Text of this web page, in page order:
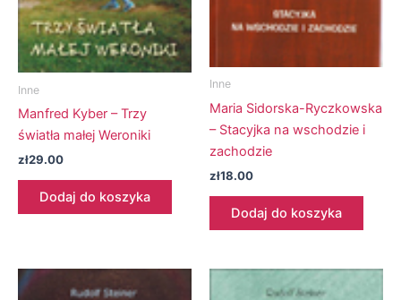
Inne
Manfred Kyber – Trzy
światła małej Weroniki
zł29.00
Dodaj do koszyka
Inne
Maria Sidorska-Ryczkowska
– Stacyjka na wschodzie i
zachodzie
zł18.00
Dodaj do koszyka